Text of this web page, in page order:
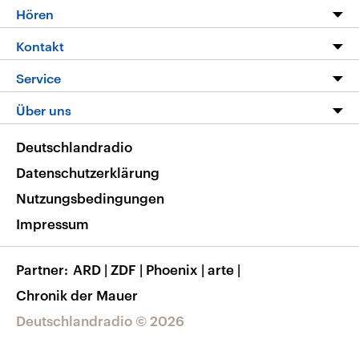
Programm
Die Nachrichten
Nachrichtenleicht
Neue Beiträge auf dlf.de
Hören
Livestream
Podcasts
Deutschlandfunk App
Nachrichten App
Frequenzen
Kontakt
Hörerservice
Service
FAQ
Veranstaltungen
Musikliste
RSS
Über uns
Barrierefreiheit
Deutschlandradio © 2026
Deutschlandradio
Datenschutzerklärung
Nutzungsbedingungen
Impressum
Partner ARD | ZDF | Phoenix | arte |
Chronik der Mauer